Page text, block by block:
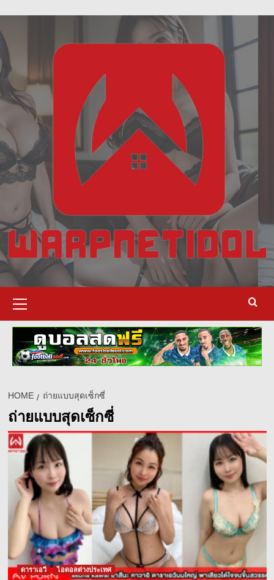
ฝัน
เห็น
to
content
Menu
HOME ถ่ายแบบสุดเซ็กซี่
ถ่ายแบบสุดเซ็กซี่
ดาราเอวี ไอดอลต่างประเทศ